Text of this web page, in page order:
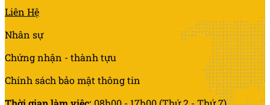
Liên Hệ
Nhân sự
Chứng nhận - thành tựu
Chính sách bảo mật thông tin